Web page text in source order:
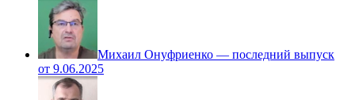
Михаил Онуфриенко — последний выпуск
от 9.06.2025